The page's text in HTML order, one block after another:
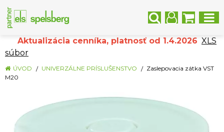
Aktualizácia cenníka, platnosť od 1.4.2026 XLS
súbor
ÚVOD UNIVERZÁLNE PRÍSLUŠENSTVO
Zaslepovacia zátka VST
M20